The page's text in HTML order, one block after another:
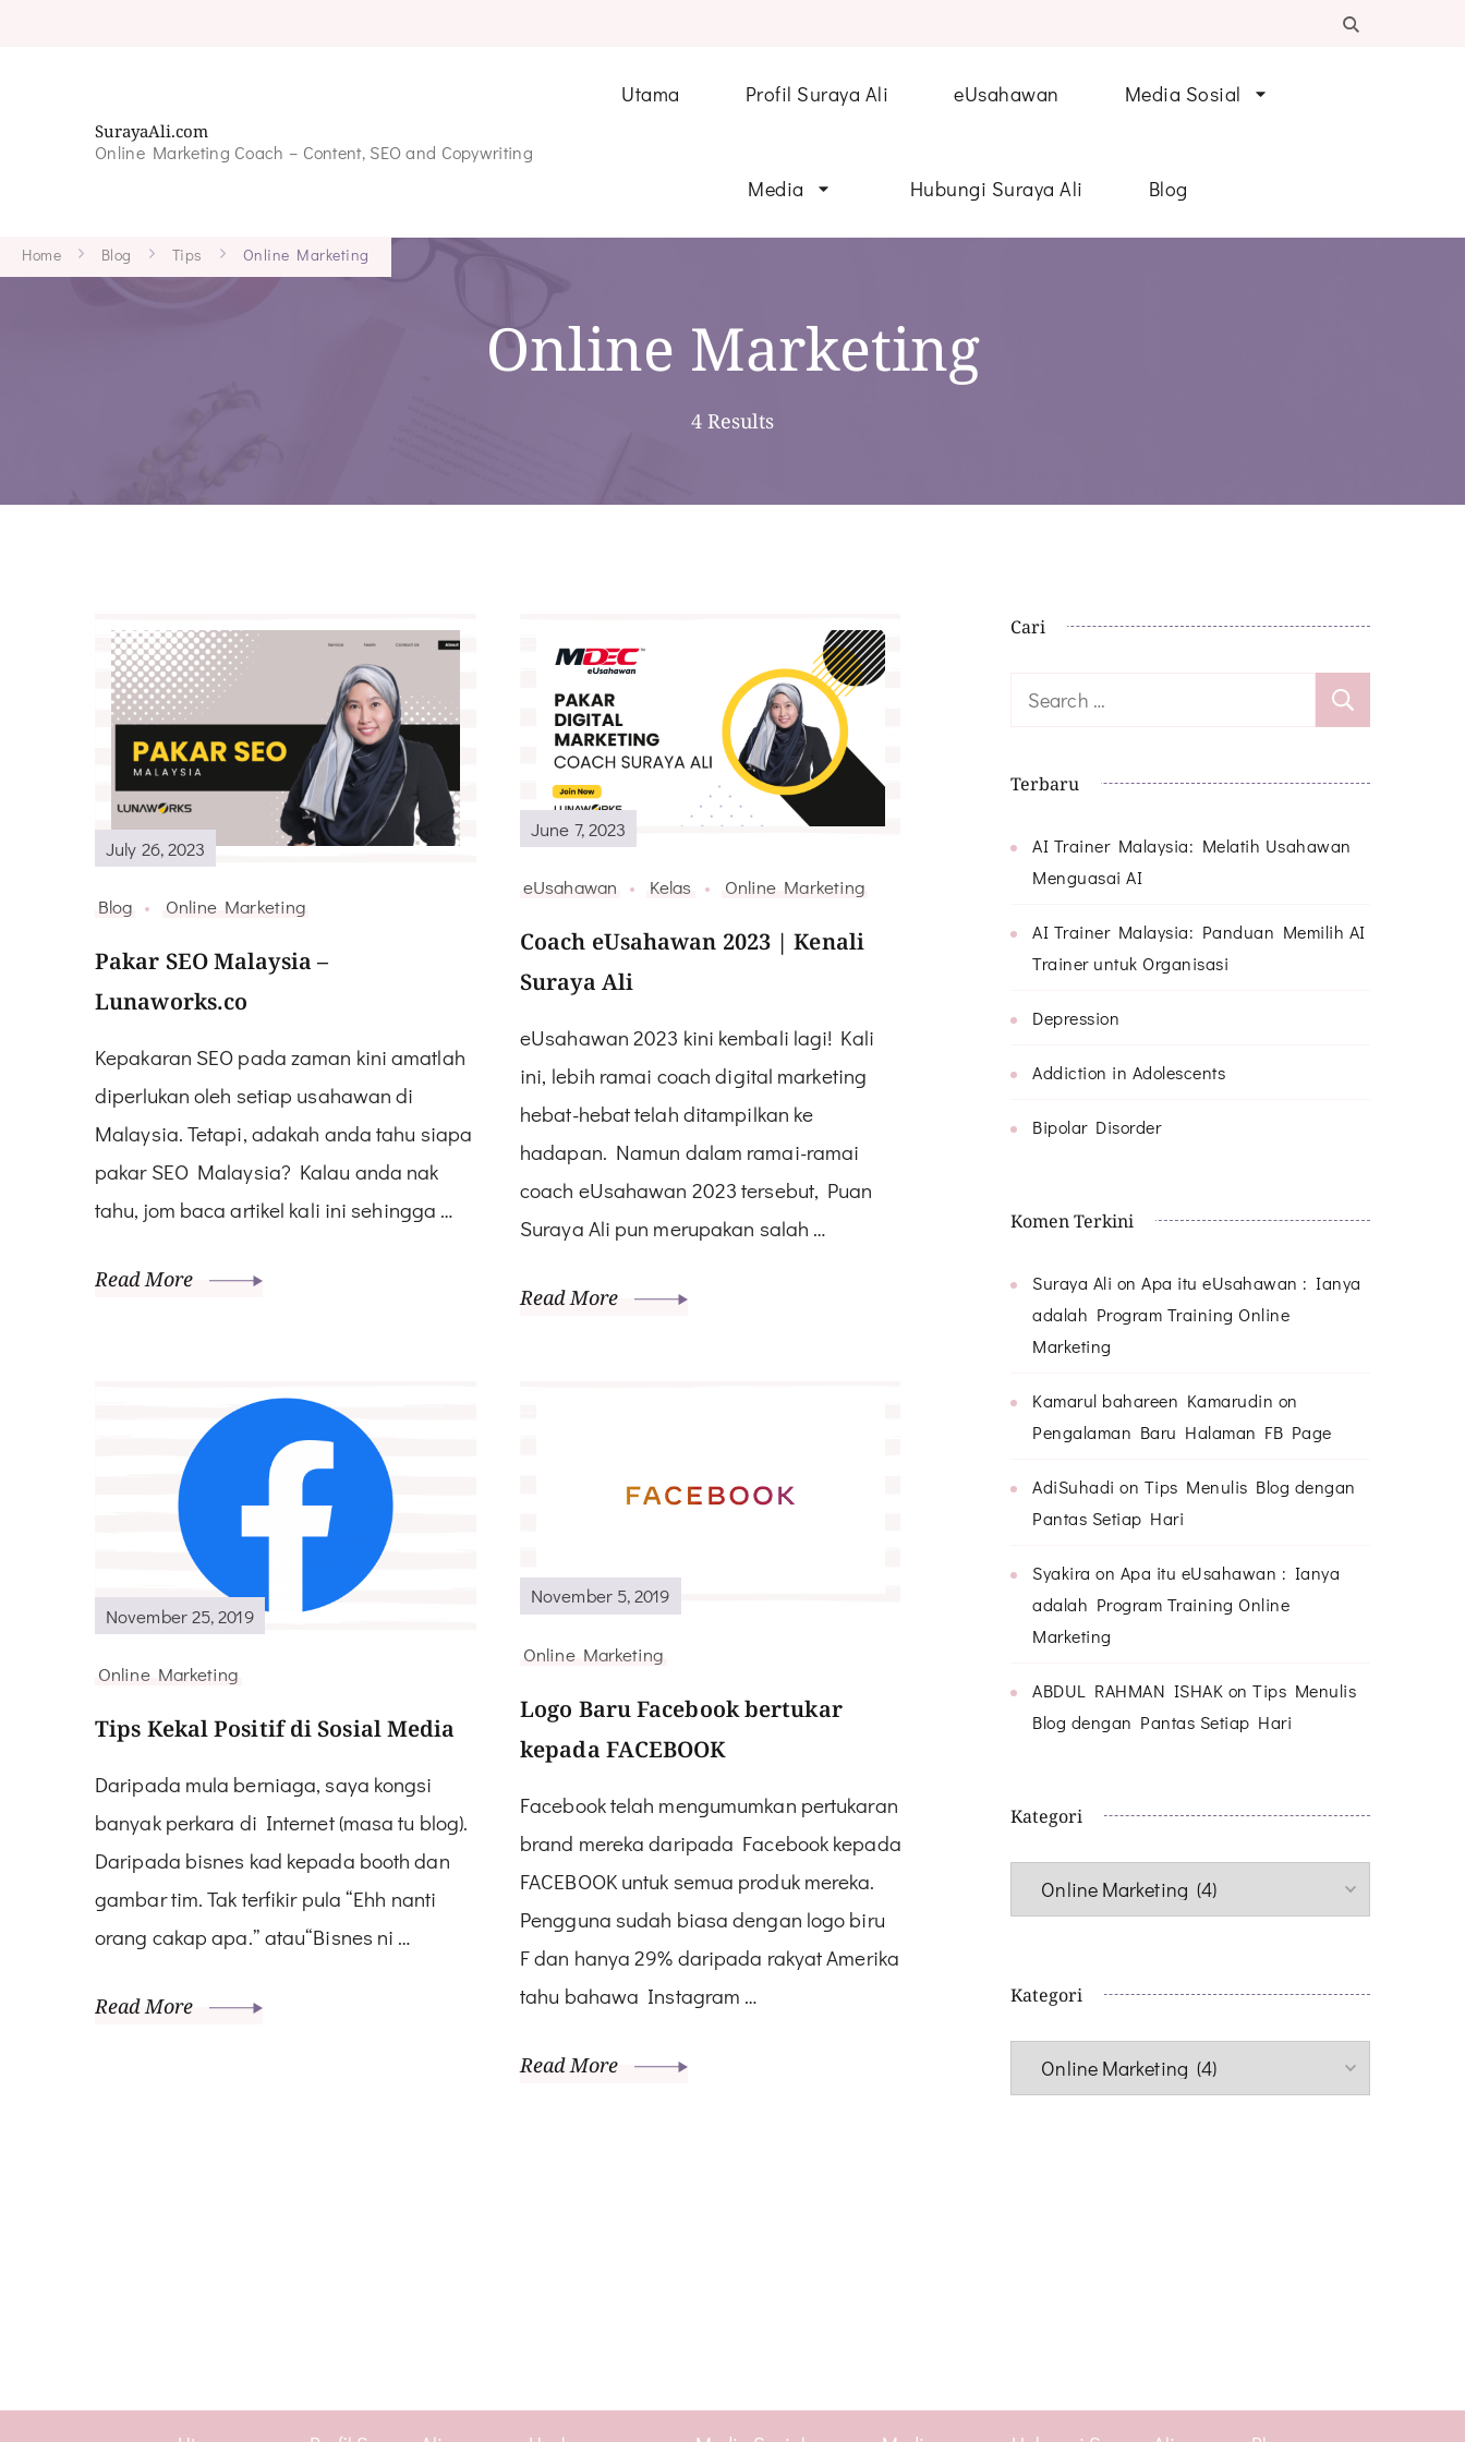
SurayaAli.com
Online Marketing Coach – Content, SEO and Copywriting
Utama Profil Suraya Ali eUsahawan Media Sosial
Media Hubungi Suraya Ali Blog
Home Blog Tips Online Marketing
Online Marketing
4 Results
July 26, 2023
Blog Online Marketing
Pakar SEO Malaysia –
Lunaworks.co
Kepakaran SEO pada zaman kini amatlah
diperlukan oleh setiap usahawan di
Malaysia. Tetapi, adakah anda tahu siapa
pakar SEO Malaysia? Kalau anda nak
tahu, jom baca artikel kali ini sehingga …
Read More
June 7, 2023
eUsahawan Kelas Online Marketing
Coach eUsahawan 2023 | Kenali
Suraya Ali
eUsahawan 2023 kini kembali lagi! Kali
ini, lebih ramai coach digital marketing
hebat-hebat telah ditampilkan ke
hadapan. Namun dalam ramai-ramai
coach eUsahawan 2023 tersebut, Puan
Suraya Ali pun merupakan salah …
Read More
November 25, 2019
Online Marketing
Tips Kekal Positif di Sosial Media
Daripada mula berniaga, saya kongsi
banyak perkara di Internet (masa tu blog).
Daripada bisnes kad kepada booth dan
gambar tim. Tak terfikir pula “Ehh nanti
orang cakap apa.” atau“Bisnes ni …
Read More
November 5, 2019
Online Marketing
Logo Baru Facebook bertukar
kepada FACEBOOK
Facebook telah mengumumkan pertukaran
brand mereka daripada Facebook kepada
FACEBOOK untuk semua produk mereka.
Pengguna sudah biasa dengan logo biru
F dan hanya 29% daripada rakyat Amerika
tahu bahawa Instagram …
Read More
Cari
Search
Terbaru
AI Trainer Malaysia: Melatih Usahawan
Menguasai AI
AI Trainer Malaysia: Panduan Memilih AI
Trainer untuk Organisasi
Depression
Addiction in Adolescents
Bipolar Disorder
Komen Terkini
Suraya Ali on Apa itu eUsahawan : Ianya
adalah Program Training Online
Marketing
Kamarul bahareen Kamarudin on
Pengalaman Baru Halaman FB Page
AdiSuhadi on Tips Menulis Blog dengan
Pantas Setiap Hari
Syakira on Apa itu eUsahawan : Ianya
adalah Program Training Online
Marketing
ABDUL RAHMAN ISHAK on Tips Menulis
Blog dengan Pantas Setiap Hari
Kategori
Kategori
Kategori
Kategori